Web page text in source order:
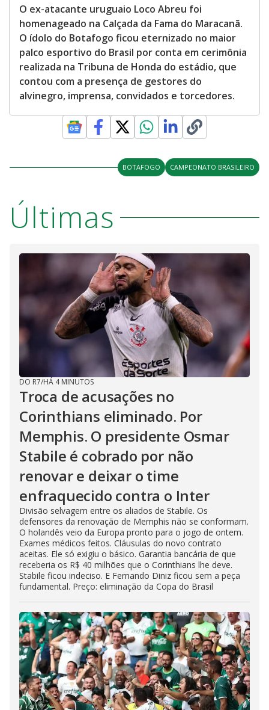
O ex-atacante uruguaio Loco Abreu foi
homenageado na Calçada da Fama do Maracanã.
O ídolo do Botafogo ficou eternizado no maior
palco esportivo do Brasil por conta em cerimônia
realizada na Tribuna de Honda do estádio, que
contou com a presença de gestores do
alvinegro, imprensa, convidados e torcedores.
BOTAFOGO CAMPEONATO BRASILEIRO
Últimas
DO R7/HÁ 4 MINUTOS
Troca de acusações no
Corinthians eliminado. Por
Memphis. O presidente Osmar
Stabile é cobrado por não
renovar e deixar o time
enfraquecido contra o Inter
Divisão selvagem entre os aliados de Stabile. Os
defensores da renovação de Memphis não se conformam.
O holandês veio da Europa pronto para o jogo de ontem.
Exames médicos feitos. Cláusulas do novo contrato
aceitas. Ele só exigiu o básico. Garantia bancária de que
receberia os R$ 40 milhões que o Corinthians lhe deve.
Stabile ficou indeciso. E Fernando Diniz ficou sem a peça
fundamental. Preço: eliminação da Copa do Brasil